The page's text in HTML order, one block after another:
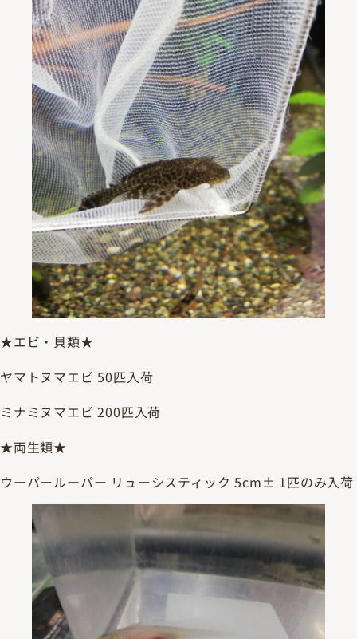
★エビ・貝類★
ヤマトヌマエビ 50匹入荷
ミナミヌマエビ 200匹入荷
★両生類★
ウーパールーパー リューシスティック 5cm± 1匹のみ入荷